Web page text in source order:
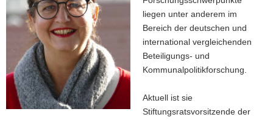
liegen unter anderem im
Bereich der deutschen und
international vergleichenden
Beteiligungs- und
Kommunalpolitikforschung.
Aktuell ist sie
Stiftungsratsvorsitzende der